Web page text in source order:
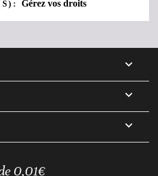
Gérez vos droits



0,01€